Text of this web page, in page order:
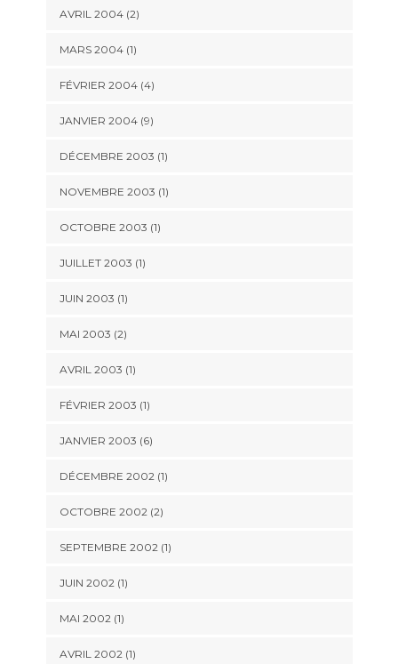
AVRIL 2004 (2)
MARS 2004 (1)
FÉVRIER 2004 (4)
JANVIER 2004 (9)
DÉCEMBRE 2003 (1)
NOVEMBRE 2003 (1)
OCTOBRE 2003 (1)
JUILLET 2003 (1)
JUIN 2003 (1)
MAI 2003 (2)
AVRIL 2003 (1)
FÉVRIER 2003 (1)
JANVIER 2003 (6)
DÉCEMBRE 2002 (1)
OCTOBRE 2002 (2)
SEPTEMBRE 2002 (1)
JUIN 2002 (1)
MAI 2002 (1)
AVRIL 2002 (1)